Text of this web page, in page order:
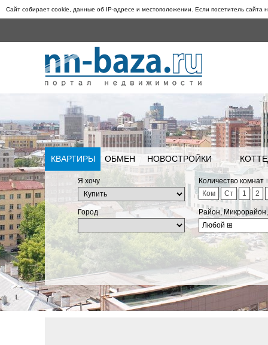
Сайт собирает cookie, данные об IP-адресе и местоположении. Если посетитель сайта
КВАРТИРЫ ОБМЕН НОВОСТРОЙКИ
Я хочу
Количество комнат
Ком
Ст 1 2
Город
Район,
Любой ⊞